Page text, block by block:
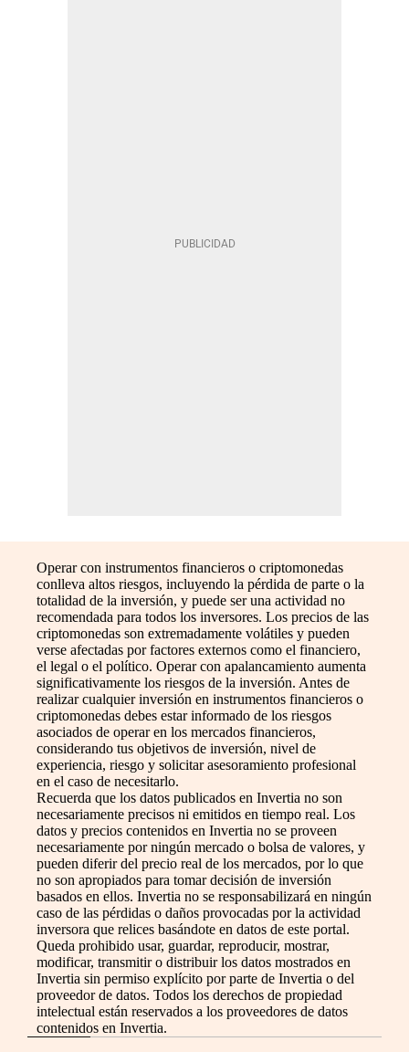
Operar con instrumentos financieros o criptomonedas
conlleva altos riesgos, incluyendo la pérdida de parte o la
totalidad de la inversión, y puede ser una actividad no
recomendada para todos los inversores. Los precios de las
criptomonedas son extremadamente volátiles y pueden
verse afectadas por factores externos como el financiero,
el legal o el político. Operar con apalancamiento aumenta
significativamente los riesgos de la inversión. Antes de
realizar cualquier inversión en instrumentos financieros o
criptomonedas debes estar informado de los riesgos
asociados de operar en los mercados financieros,
considerando tus objetivos de inversión, nivel de
experiencia, riesgo y solicitar asesoramiento profesional
en el caso de necesitarlo.
Recuerda que los datos publicados en Invertia no son
necesariamente precisos ni emitidos en tiempo real. Los
datos y precios contenidos en Invertia no se proveen
necesariamente por ningún mercado o bolsa de valores, y
pueden diferir del precio real de los mercados, por lo que
no son apropiados para tomar decisión de inversión
basados en ellos. Invertia no se responsabilizará en ningún
caso de las pérdidas o daños provocadas por la actividad
inversora que relices basándote en datos de este portal.
Queda prohibido usar, guardar, reproducir, mostrar,
modificar, transmitir o distribuir los datos mostrados en
Invertia sin permiso explícito por parte de Invertia o del
proveedor de datos. Todos los derechos de propiedad
intelectual están reservados a los proveedores de datos
contenidos en Invertia.